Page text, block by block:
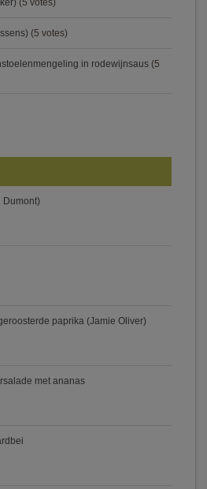
(5 votes)
(5 votes)
in rodewijnsaus (5
Dumont)
paprika (Jamie Oliver)
met ananas